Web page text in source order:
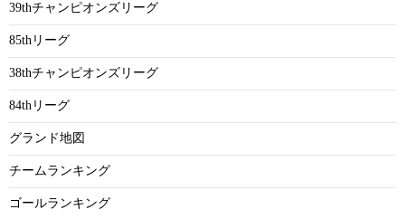
39thチャンピオンズリーグ
85thリーグ
38thチャンピオンズリーグ
84thリーグ
グランド地図
チームランキング
ゴールランキング